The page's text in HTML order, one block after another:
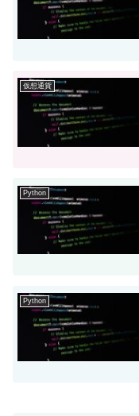
仮想通貨
Python
Python